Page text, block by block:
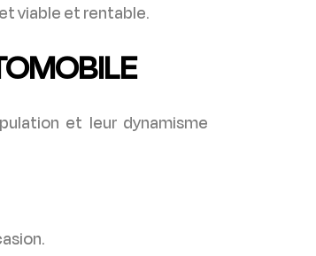
viable et rentable.
et leur dynamisme